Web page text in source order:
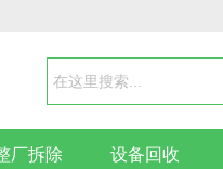
厂拆除 设备回收